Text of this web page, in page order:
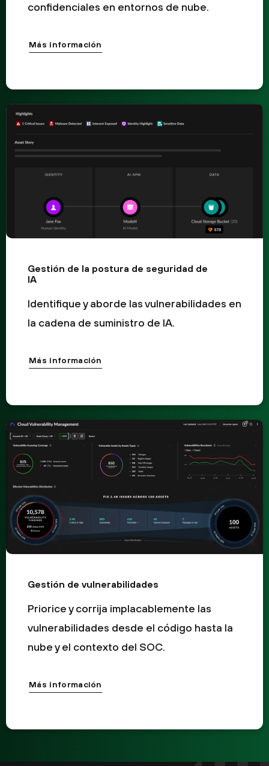
confidenciales en entornos de nube.
Más información
Gestión de la postura de seguridad de
IA
Identifique y aborde las vulnerabilidades en
la cadena de suministro de IA.
Más información
Gestión de vulnerabilidades
Priorice y corrija implacablemente las
vulnerabilidades desde el código hasta la
nube y el contexto del SOC.
Más información